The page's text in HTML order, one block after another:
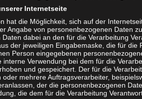
„Brücke Magdeburg“ gGmbH, Bruno-
Bürgerversammlung zur Thematik
– Quartiersvereinbarung“ statt.
Burkhard Lischka, MdB, Herrn Dr.
für Stadtentwicklung, Bau
Vertreter der
Magdeburg, der WBG Otto von
Internetseite
hat die Möglichkeit, sich auf der
Angabe von personenbezogenen Daten
dabei an den für die Verarbeitung
der jeweiligen Eingabemaske, die für die
Person eingegebenen
interne Verwendung bei dem für die
und gespeichert. Der für die
mehrere Auftragsverarbeiter,
der die personenbezogenen
die dem für die Verarbeitung